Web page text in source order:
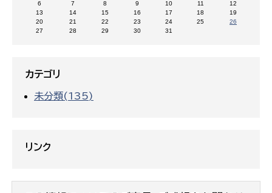
6
7 8 9 10 11
12
13
14 15 16 17 18
19
20
21 22 23 24 25
26
27
28 29 30 31
カテゴリ
未分類(135)
リンク